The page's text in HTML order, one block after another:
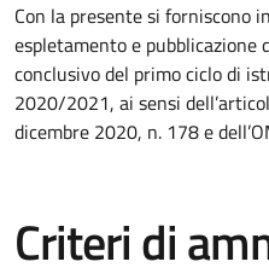
Con la presente si forniscono
espletamento e pubblicazione
conclusivo del primo ciclo di
2020/2021, ai sensi
dicembre 2020, n. 178 e
Criteri di